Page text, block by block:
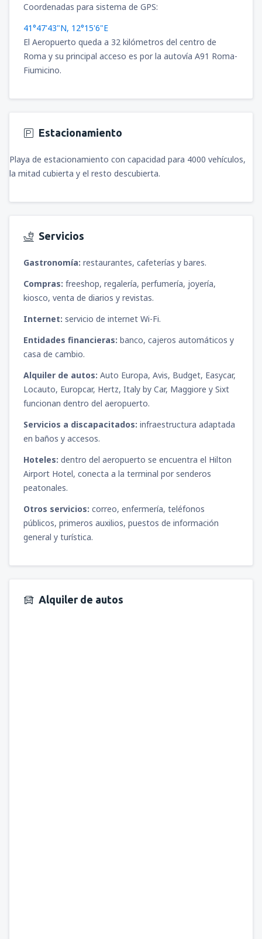
Coordenadas para sistema de GPS:
41°47'43"N, 12°15'6"E
El Aeropuerto queda a 32 kilómetros del centro de
Roma y su principal acceso es por la autovía A91 Roma-
Fiumicino.
Estacionamiento
Playa de estacionamiento con capacidad para 4000 vehículos,
la mitad cubierta y el resto descubierta.
Servicios
Gastronomía: restaurantes, cafeterías y bares.
Compras: freeshop, regalería, perfumería, joyería,
kiosco, venta de diarios y revistas.
Internet: servicio de internet Wi-Fi.
Entidades financieras: banco, cajeros automáticos y
casa de cambio.
Alquiler de autos: Auto Europa, Avis, Budget, Easycar,
Locauto, Europcar, Hertz, Italy by Car, Maggiore y Sixt
funcionan dentro del aeropuerto.
Servicios a discapacitados: infraestructura adaptada
en baños y accesos.
Hoteles: dentro del aeropuerto se encuentra el Hilton
Airport Hotel, conecta a la terminal por senderos
peatonales.
Otros servicios: correo, enfermería, teléfonos
públicos, primeros auxilios, puestos de información
general y turística.
Alquiler de autos